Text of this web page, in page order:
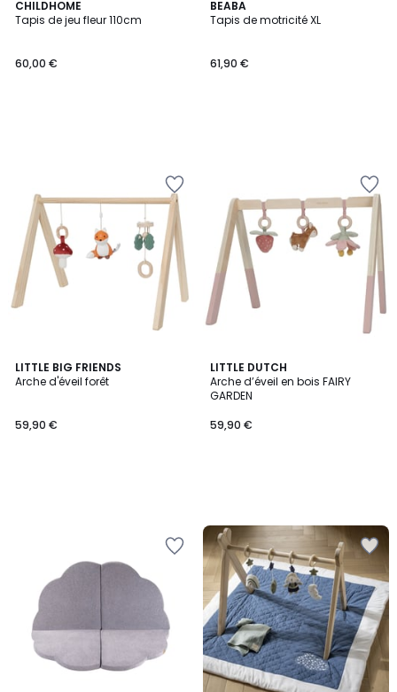
CHILDHOME
Tapis de jeu fleur 110cm
60,00 €
BEABA
Tapis de motricité XL
61,90 €
LITTLE BIG FRIENDS
Arche d'éveil forêt
59,90 €
LITTLE DUTCH
Arche d’éveil en bois FAIRY
GARDEN
59,90 €